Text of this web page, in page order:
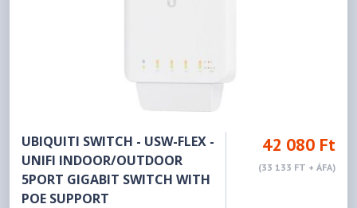
UBIQUITI SWITCH - USW-FLEX -
UNIFI INDOOR/OUTDOOR
5PORT GIGABIT SWITCH WITH
POE SUPPORT
42 080 Ft
(33 133 FT + ÁFA)